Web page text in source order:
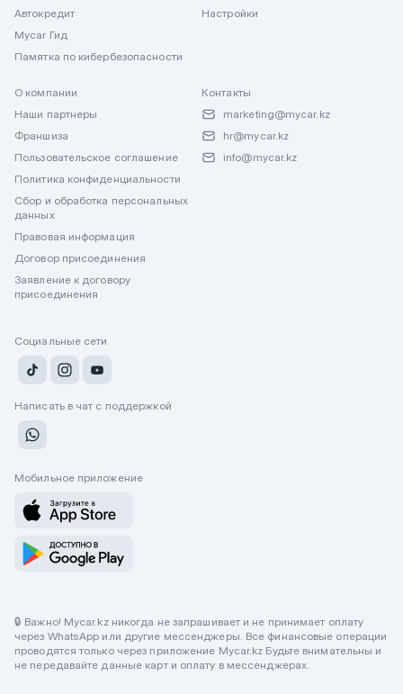
Автокредит
Mycar Гид
Памятка по кибербезопасности
Настройки
О компании
Наши партнеры
Франшиза
Пользовательское соглашение
Политика конфиденциальности
Сбор и обработка персональных
данных
Правовая информация
Договор присоединения
Заявление к договору
присоединения
Контакты
marketing@mycar.kz
hr@mycar.kz
info@mycar.kz
Социальные сети
Написать в чат с поддержкой
Мобильное приложение
🔒 Важно! Mycar.kz никогда не запрашивает и не принимает оплату
через WhatsApp или другие мессенджеры. Все финансовые операции
проводятся только через приложение Mycar.kz Будьте внимательны и
не передавайте данные карт и оплату в мессенджерах.